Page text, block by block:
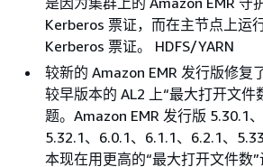
Kerberos 票证，而在主节点上运
Kerberos 票证。 HDFS/YARN
较新的 Amazon EMR 发行版修复
较早版本的 AL2 上“最大打开文件
题。Amazon EMR 发行版 5.30.1
5.32.1、6.0.1、6.1.1、6.2.1、
本现在用更高的“最大打开文件数